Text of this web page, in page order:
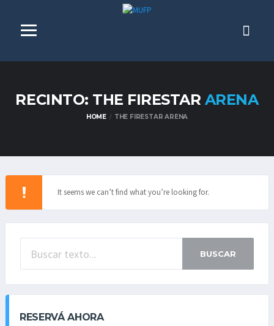
RECINTO: THE FIRESTAR ARENA
HOME THE FIRESTAR ARENA
It seems we can’t find what you’re looking for.
BUSCAR
RESERVÁ AHORA